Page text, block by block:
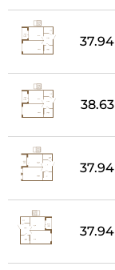
37.94
38.63
37.94
37.94